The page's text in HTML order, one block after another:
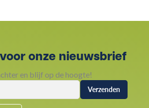
onze nieuwsbrief
en blijf op de hoogte!